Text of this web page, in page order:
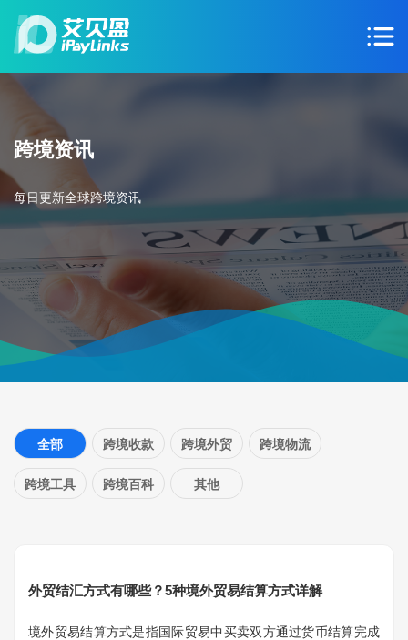
跨境资讯
每日更新全球跨境资讯
全部 跨境收款 跨境外贸 跨境物流
跨境工具 跨境百科 其他
外贸结汇方式有哪些？5种境外贸易结算方式详解
境外贸易结算方式是指国际贸易中买卖双方通过货币结算完成